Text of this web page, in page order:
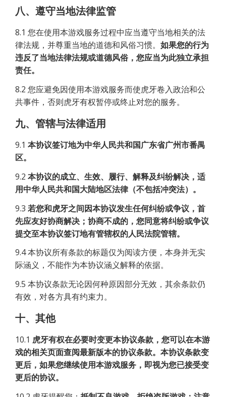
八、遵守当地法律监管
8.1 您在使用本游戏服务过程中应当遵守当地相关的法
律法规，并尊重当地的道德和风俗习惯。 如果您的行为
违反了当地法律法规或道德风俗，您应当为此独立承担
责任。
8.2 您应避免因使用本游戏服务而使虎牙卷入政治和公
共事件，否则虎牙有权暂停或终止对您的服务。
九、管辖与法律适用
9.1 本协议签订地为中华人民共和国广东省广州市番禺
区。
9.2 本协议的成立、生效、履行、解释及纠纷解决，适
用中华人民共和国大陆地区法律（不包括冲突法）。
9.3 若您和虎牙之间因本协议发生任何纠纷或争议，首
先应友好协商解决；协商不成的，您同意将纠纷或争议
提交至本协议签订地有管辖权的人民法院管辖。
9.4 本协议所有条款的标题仅为阅读方便，本身并无实
际涵义，不能作为本协议涵义解释的依据。
9.5 本协议条款无论因何种原因部分无效，其余条款仍
有效，对各方具有约束力。
十、其他
10.1 虎牙有权在必要时变更本协议条款，您可以在本游
戏的相关页面查阅最新版本的协议条款。本协议条款变
更后，如果您继续使用本游戏服务，即视为您已接受变
更后的协议。